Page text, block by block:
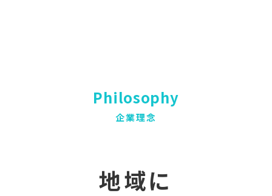
Philosophy
企業理念
地域に